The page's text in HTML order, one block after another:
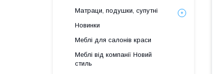
Матраци, подушки, супутні
Новинки
Меблі для салонів краси
Меблі від компанії Новий
стиль